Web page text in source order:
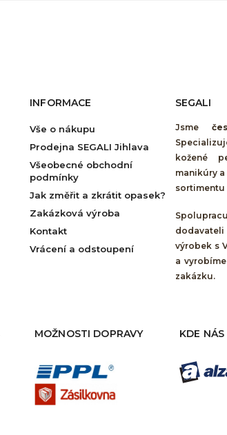
INFORMACE
Vše o nákupu
Prodejna SEGALI Jihlava
Všeobecné obchodní
podmínky
Jak změřit a zkrátit opasek?
Zakázková výroba
Kontakt
Vrácení a odstoupení
SEGALI
Jsme
kožené
manikúry a
sortimentu
dodavateli
výrobek s
a
zakázku.
MOŽNOSTI DOPRAVY KDE